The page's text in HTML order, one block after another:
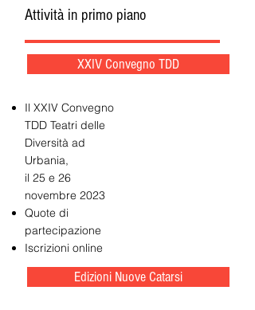
Attività in primo piano
XXIV Convegno TDD
Il XXIV Convegno
TDD Teatri delle
Diversità ad
Urbania,
il 25 e 26
novembre 2023
Quote di
partecipazione
Iscrizioni online
Edizioni Nuove Catarsi